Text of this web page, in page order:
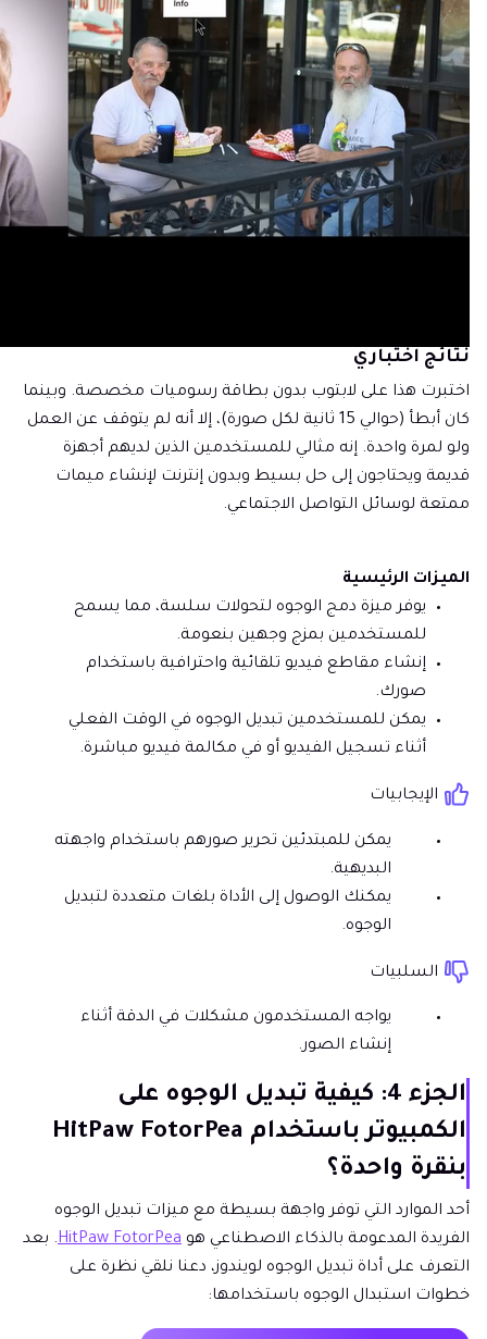
نتائج اختباري
اختبرت هذا على لابتوب بدون بطاقة رسوميات مخصصة. وبينما
كان أبطأ (حوالي 15 ثانية لكل صورة)، إلا أنه لم يتوقف عن العمل
ولو لمرة واحدة. إنه مثالي للمستخدمين الذين لديهم أجهزة
قديمة ويحتاجون إلى حل بسيط وبدون إنترنت لإنشاء ميمات
ممتعة لوسائل التواصل الاجتماعي.
الميزات الرئيسية
يوفر ميزة دمج الوجوه لتحولات سلسة، مما يسمح
للمستخدمين بمزج وجهين بنعومة.
إنشاء مقاطع فيديو تلقائية واحترافية باستخدام
صورك.
يمكن للمستخدمين تبديل الوجوه في الوقت الفعلي
أثناء تسجيل الفيديو أو في مكالمة فيديو مباشرة.
الإيجابيات
يمكن للمبتدئين تحرير صورهم باستخدام واجهته
البديهية.
يمكنك الوصول إلى الأداة بلغات متعددة لتبديل
الوجوه.
السلبيات
يواجه المستخدمون مشكلات في الدقة أثناء
إنشاء الصور.
الجزء 4: كيفية تبديل الوجوه على
الكمبيوتر باستخدام HitPaw FotorPea
بنقرة واحدة؟
أحد الموارد التي توفر واجهة بسيطة مع ميزات تبديل الوجوه
الفريدة المدعومة بالذكاء الاصطناعي هو HitPaw FotorPea. بعد
التعرف على أداة تبديل الوجوه لويندوز، دعنا نلقي نظرة على
خطوات استبدال الوجوه باستخدامها: